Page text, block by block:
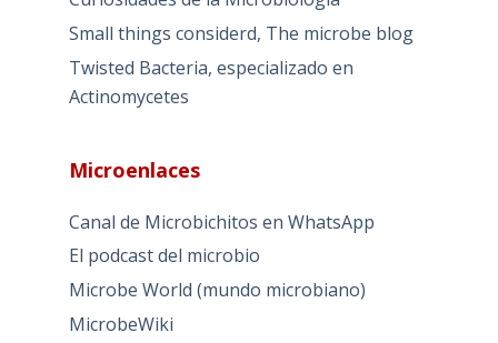
Small things considerd, The microbe blog
Twisted Bacteria, especializado en
Actinomycetes
Microenlaces
Canal de Microbichitos en WhatsApp
El podcast del microbio
Microbe World (mundo microbiano)
MicrobeWiki